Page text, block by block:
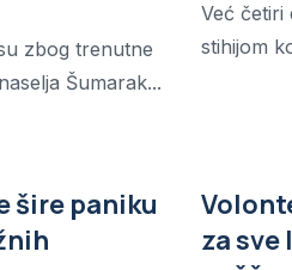
zbog trenutne
Šumarak...
Već četiri
stihijom
šire paniku
za